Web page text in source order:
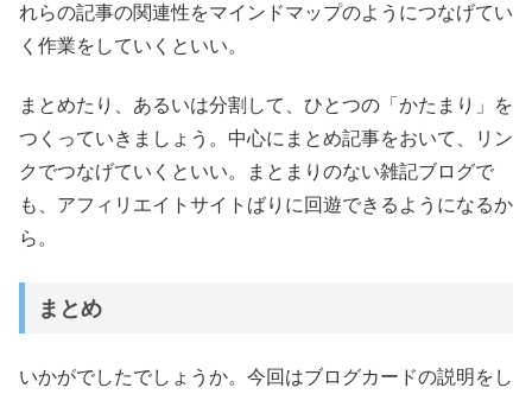
れらの記事の関連性をマインドマップのようにつなげてい
く作業をしていくといい。
まとめたり、あるいは分割して、ひとつの「かたまり」を
つくっていきましょう。中心にまとめ記事をおいて、リン
クでつなげていくといい。まとまりのない雑記ブログで
も、アフィリエイトサイトばりに回遊できるようになるか
ら。
まとめ
いかがでしたでしょうか。今回はブログカードの説明をし